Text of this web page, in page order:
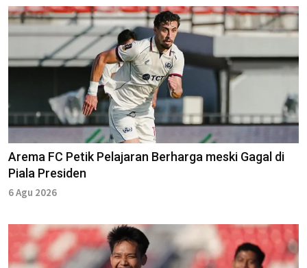
Arema FC Petik Pelajaran Berharga meski Gagal di
Piala Presiden
6 Agu 2026